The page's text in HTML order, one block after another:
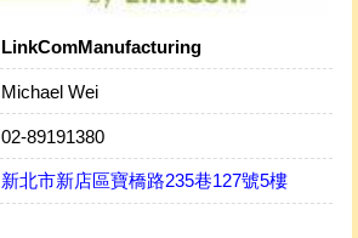
LinkComManufacturing
Michael Wei
02-89191380
新北市新店區寶橋路235巷127號5樓